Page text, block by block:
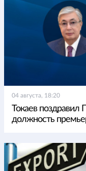
04 августа, 18:20
Токаев поздравил
должность